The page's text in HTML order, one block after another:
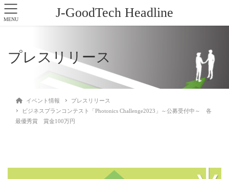
J-GoodTech Headline
プレスリリース
イベント情報
プレスリリース
ビジネスプランコンテスト「Photonics Challenge2023」～公募受付中～ 各
最優秀賞 賞金100万円
MENU